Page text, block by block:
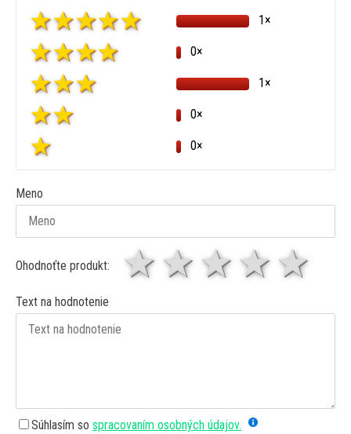
1×
0×
1×
0×
0×
Meno
Ohodnoťte produkt: 4
3
2 hviezdy
1 hviezda
Text na hodnotenie
Súhlasím so spracovaním osobných údajov.